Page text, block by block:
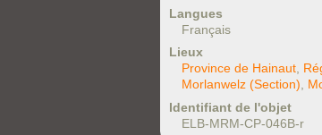
Langues
Français
Lieux
Province de Hainaut,
Morlanwelz (Section),
Identifiant de l'objet
ELB-MRM-CP-046B-r